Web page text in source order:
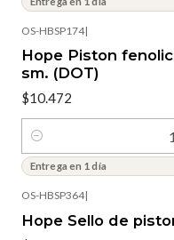
OS-HBSP174|
Hope Piston
sm. (DOT)
$10.472
Cantidad
Entrega en 1 día
OS-HBSP364|
Hope Sello de